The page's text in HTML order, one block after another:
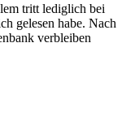
tritt lediglich bei
gelesen habe. Nach
verbleiben